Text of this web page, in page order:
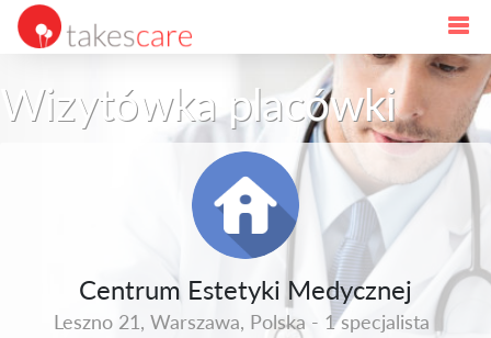
Wizytówka placówki
Centrum Estetyki Medycznej
Leszno 21, Warszawa, Polska - 1 specjalista